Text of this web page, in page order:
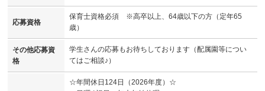
応募資格
保育士資格必須 ※高卒以上、64歳以下の方（定年65
歳）
その他応募資
格
学生さんの応募もお待ちしております（配属園等につい
てはご相談♪）
☆年間休日124日（2026年度）☆